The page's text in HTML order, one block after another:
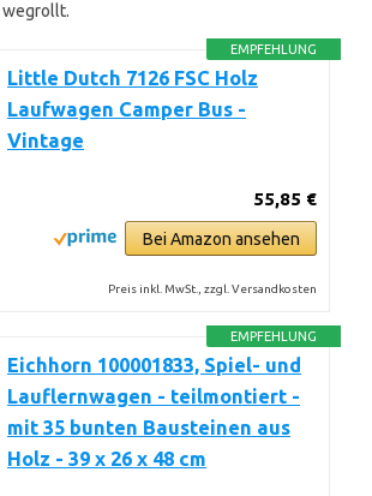
EMPFEHLUNG
Little Dutch 7126 FSC Holz
Laufwagen Camper Bus -
Vintage
55,85 €
Bei Amazon ansehen
Preis inkl. MwSt., zzgl. Versandkosten
EMPFEHLUNG
Eichhorn 100001833, Spiel- und
Lauflernwagen - teilmontiert -
mit 35 bunten Bausteinen aus
Holz - 39 x 26 x 48 cm